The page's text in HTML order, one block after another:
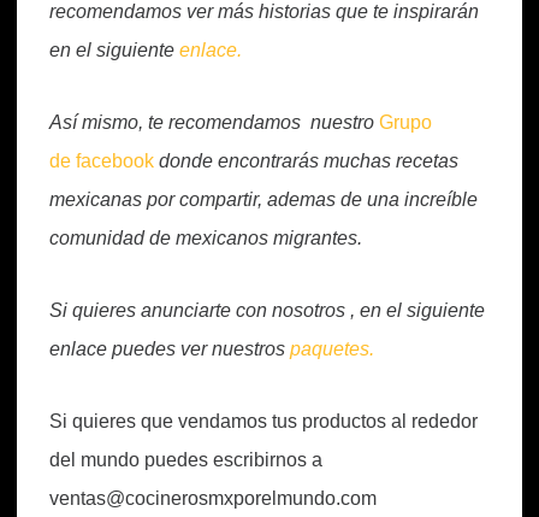
recomendamos ver más historias que te inspirarán
en el siguiente enlace.
Así mismo, te recomendamos nuestro Grupo
de facebook donde encontrarás muchas recetas
mexicanas por compartir, ademas de una increíble
comunidad de mexicanos migrantes.
Si quieres anunciarte con nosotros , en el siguiente
enlace puedes ver nuestros paquetes.
Si quieres que vendamos tus productos al rededor
del mundo puedes escribirnos a
ventas@cocinerosmxporelmundo.com